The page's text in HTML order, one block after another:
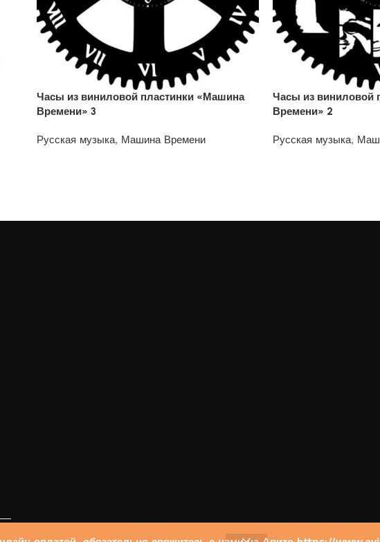
Часы из виниловой пластинки «Машина
Времени» 3
Русская музыка, Машина Времени
Часы из виниловой
Времени» 2
Русская музыка,